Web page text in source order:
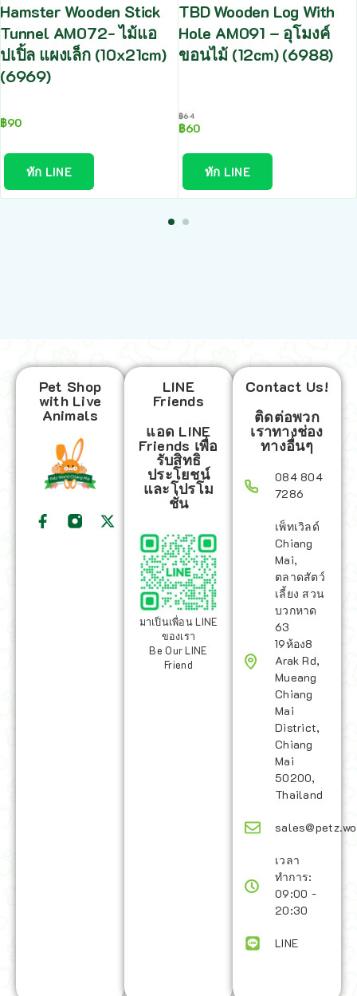
Hamster Wooden Stick
Tunnel AM072- ไม้แอ
ปเปิ้ล แผงเล็ก (10x21cm)
(6969)
฿90
ทัก LINE
TBD Wooden Log With
Hole AM091 – อุโมงค์
ขอนไม้ (12cm) (6988)
฿64
฿60
ทัก LINE
Pet Shop
with Live
Animals
LINE
Friends
แอด LINE
Friends เพื่อ
รับสิทธิ
ประโยชน์
และโปรโม
ชั่น
มาเป็นเพื่อน LINE
ของเรา
Be Our LINE
Friend
Contact Us!
ติดต่อพวก
เราทางช่อง
ทางอื่นๆ
084 804
7286
เพ็ทเวิลด์
Chiang
Mai,
ตลาดสัตว์
เลี้ยง สวน
บวกหาด
63
19ห้อง8
Arak Rd,
Mueang
Chiang
Mai
District,
Chiang
Mai
50200,
Thailand
เวลา
ทำการ:
09:00 -
20:30
LINE